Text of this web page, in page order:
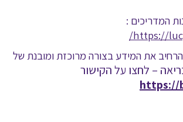
המדריכים :
https://
/
את המידע בצורה מרוכזת ומובנת של
– לחצו על הקישור
https://